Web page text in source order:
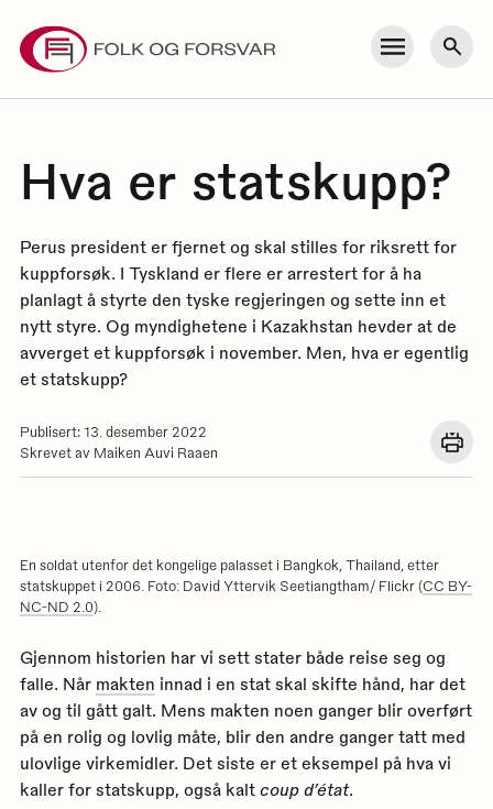
content
Meny Søk
Hva er statskupp?
Perus president er fjernet og skal stilles for riksrett for
kuppforsøk. I Tyskland er flere er arrestert for å ha
planlagt å styrte den tyske regjeringen og sette inn et
nytt styre. Og myndighetene i Kazakhstan hevder at de
avverget et kuppforsøk i november. Men, hva er egentlig
et statskupp?
Publisert: 13. desember 2022
Skrevet av Maiken Auvi Raaen
Åpne
en
En soldat utenfor det kongelige palasset i Bangkok, Thailand, etter
statskuppet i 2006. Foto: David Yttervik Seetiangtham/ Flickr (CC BY-
NC-ND 2.0).
Gjennom historien har vi sett stater både reise seg og
falle. Når makten innad i en stat skal skifte hånd, har det
av og til gått galt. Mens makten noen ganger blir overført
på en rolig og lovlig måte, blir den andre ganger tatt med
ulovlige virkemidler. Det siste er et eksempel på hva vi
kaller for statskupp, også kalt coup d’état.